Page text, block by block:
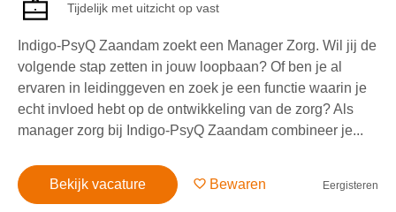
Tijdelijk met uitzicht op vast
Indigo-PsyQ Zaandam zoekt een Manager Zorg. Wil jij de
volgende stap zetten in jouw loopbaan? Of ben je al
ervaren in leidinggeven en zoek je een functie waarin je
echt invloed hebt op de ontwikkeling van de zorg? Als
manager zorg bij Indigo-PsyQ Zaandam combineer je...
Bekijk vacature Bewaren Eergisteren